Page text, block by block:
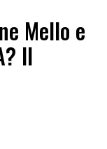
Mello e
Il